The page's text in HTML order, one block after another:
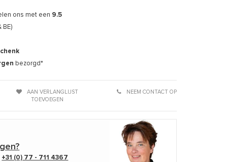
ons met een 9.5
BE)
bezorgd*
AAN VERLANGLIJST
TOEVOEGEN
NEEM CONTACT OP
+31 (0) 77 - 711 4367